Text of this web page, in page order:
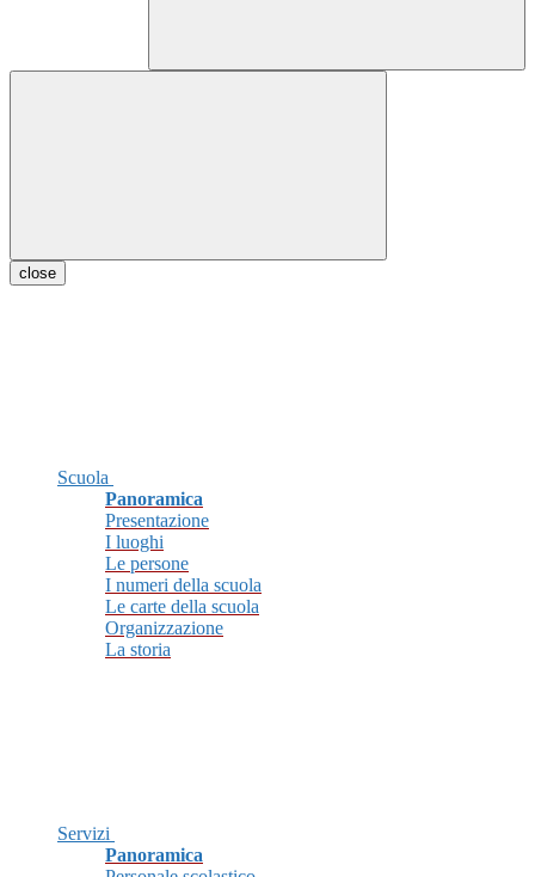
close
Scuola
Panoramica
Presentazione
I luoghi
Le persone
I numeri della scuola
Le carte della scuola
Organizzazione
La storia
Servizi
Panoramica